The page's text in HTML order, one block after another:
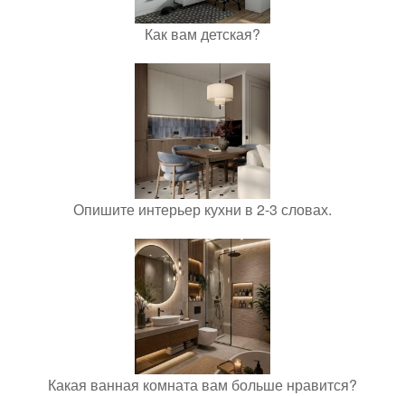
Как вам детская?
Опишите интерьер кухни в 2-3 словах.
Какая ванная комната вам больше нравится?